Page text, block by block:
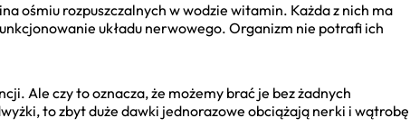
ośmiu rozpuszczalnych w wodzie witamin. Każda z nich ma
układu nerwowego. Organizm nie potrafi ich
Ale czy to oznacza, że możemy brać je bez żadnych
to zbyt duże dawki jednorazowe obciążają nerki i